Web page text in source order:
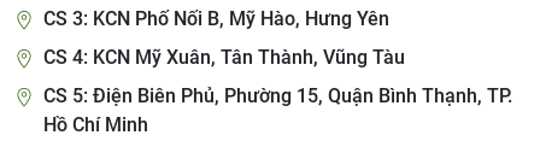
CS 3: KCN Phố Nối B, Mỹ Hào, Hưng Yên
CS 4: KCN Mỹ Xuân, Tân Thành, Vũng Tàu
CS 5: Điện Biên Phủ, Phường 15, Quận Bình Thạnh, TP.
Hồ Chí Minh